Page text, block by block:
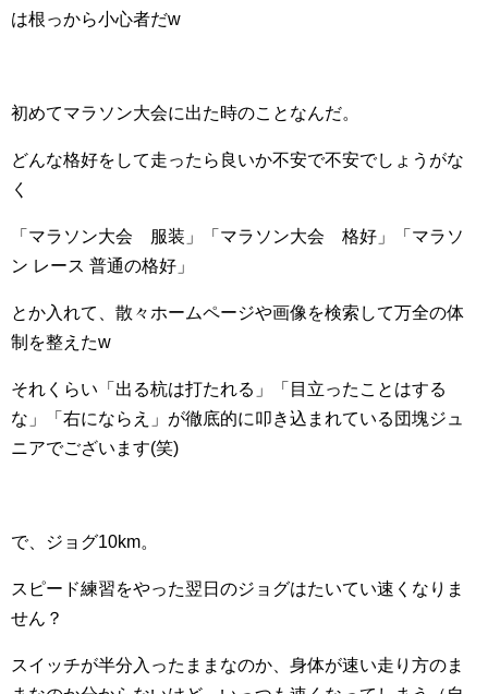
は根っから小心者だw
初めてマラソン大会に出た時のことなんだ。
どんな格好をして走ったら良いか不安で不安でしょうがな
く
「マラソン大会 服装」「マラソン大会 格好」「マラソ
ン レース 普通の格好」
とか入れて、散々ホームページや画像を検索して万全の体
制を整えたw
それくらい「出る杭は打たれる」「目立ったことはする
な」「右にならえ」が徹底的に叩き込まれている団塊ジュ
ニアでございます(笑)
で、ジョグ10km。
スピード練習をやった翌日のジョグはたいてい速くなりま
せん？
スイッチが半分入ったままなのか、身体が速い走り方のま